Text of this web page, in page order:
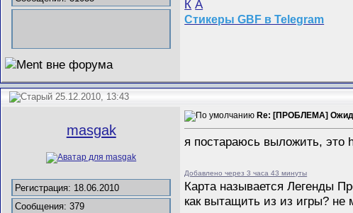
К А
Стикеры GBF в Telegram
25.12.2010, 13:43
masgak
Регистрация: 18.06.2010
Сообщения: 379
Re: [ПРОБЛЕМА]
я постараюсь выложить, это
Добавлено через 3 часа 43 минуты
Карта называется Легенды
как вытащить из из игры? не